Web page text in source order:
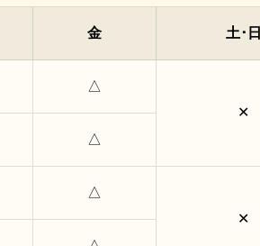
金 土･日
△
✕
△
△
✕